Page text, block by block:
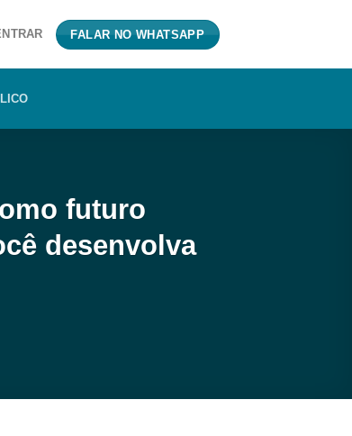
FALAR NO WHATSAPP
futuro
desenvolva